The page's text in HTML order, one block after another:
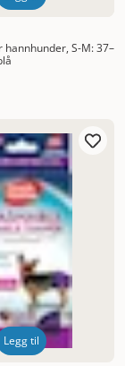
hannhunder, S-M: 37–
Legg til